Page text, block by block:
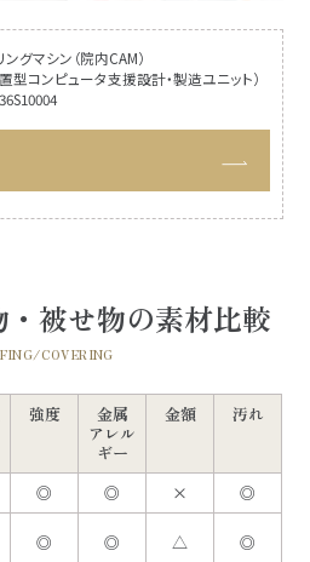
グマシン（院内CAM）
型コンピュータ支援設計・製造ユニット）
被せ物の素材比較
COVERING
強度
金属
アレル
ギー
金額 汚れ
◎ ◎ ×
◎
◎ ◎ △ ◎